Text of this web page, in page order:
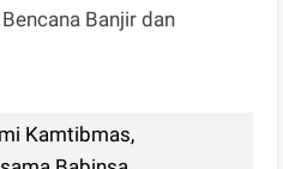
Banjir dan
Kamtibmas,